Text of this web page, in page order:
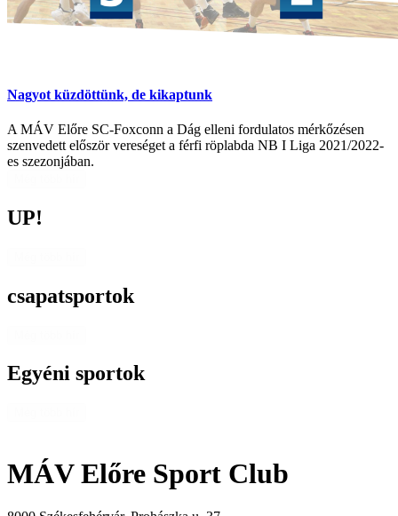
Nagyot küzdöttünk, de kikaptunk
A MÁV Előre SC-Foxconn a Dág elleni fordulatos mérkőzésen
szenvedett először vereséget a férfi röplabda NB I Liga 2021/2022-
es szezonjában.
UP!
csapatsportok
Egyéni sportok
MÁV Előre Sport Club